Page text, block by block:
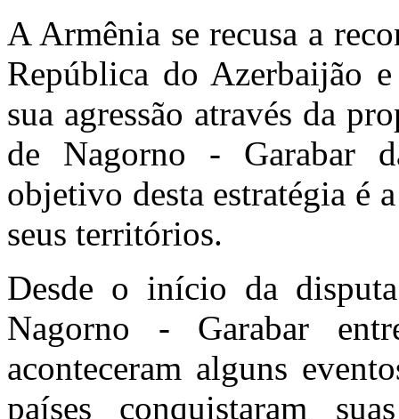
A Armênia se recusa a
República do Azerbaijão
sua agressão através da
de Nagorno - Garabar
objetivo desta estratégia é
seus territórios.
Desde o início da
Nagorno - Garabar
aconteceram alguns
países conquistaram